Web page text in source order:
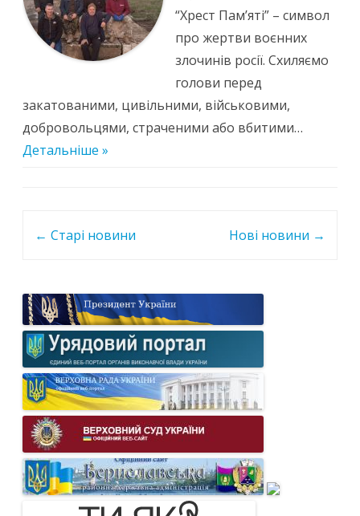
“Хрест Пам’яті” – символ
про жертви воєнних
злочинів росії. Схиляємо
голови перед
закатованими, цивільними, військовими,
добровольцями, страченими або вбитими…
Детальніше »
navigation
← Старі новини Нові новини →